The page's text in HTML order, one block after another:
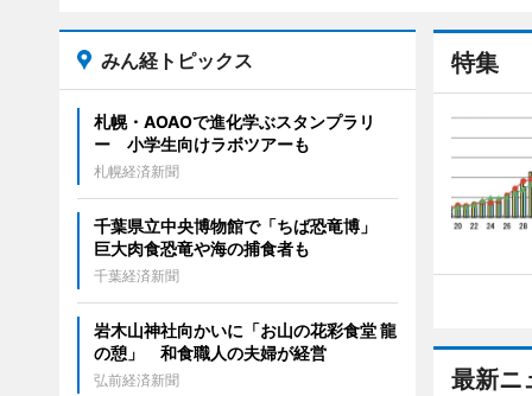
特集
最新ニ
みん経トピックス
札幌・AOAOで進化学ぶスタンプラリ
ー 小学生向けラボツアーも
札幌経済新聞
千葉県立中央博物館で「ちば恐竜博」
巨大肉食恐竜や海の捕食者も
千葉経済新聞
岩木山神社向かいに「お山の花彩食堂 龍
の憩」 和食職人の夫婦が経営
弘前経済新聞